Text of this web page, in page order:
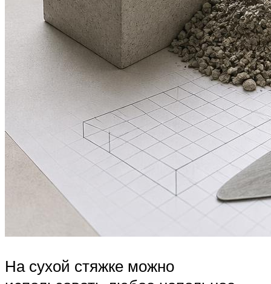
На сухой стяжке можно